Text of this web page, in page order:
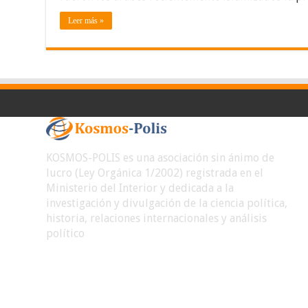
Leer más »
KOSMOS-POLIS es una asociación sin ánimo de
lucro (Ley Orgánica 1/2002) registrada en el
Ministerio del Interior y dedicada a la
investigación y divulgación de la ciencia política,
historia, relaciones internacionales y análisis
político